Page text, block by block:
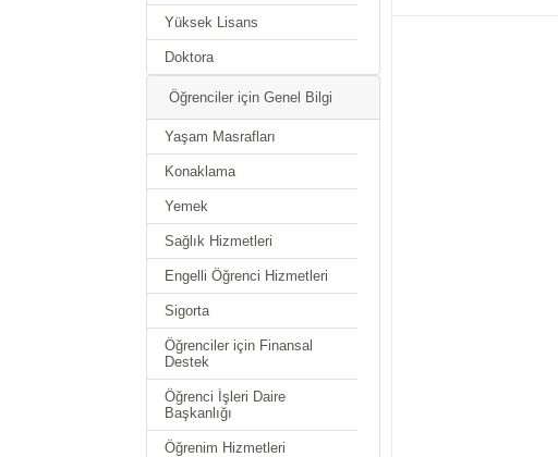
Yüksek Lisans
Doktora
Öğrenciler için Genel Bilgi
Yaşam Masrafları
Konaklama
Yemek
Sağlık Hizmetleri
Engelli Öğrenci Hizmetleri
Sigorta
Öğrenciler için Finansal
Destek
Öğrenci İşleri Daire
Başkanlığı
Öğrenim Hizmetleri